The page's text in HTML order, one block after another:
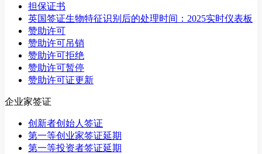
担保证书
英国签证生物特征识别后的处理时间：2025实时仪表板
赞助许可
赞助许可吊销
赞助许可拒绝
赞助许可暂停
赞助许可证更新
企业家签证
创新者创始人签证
第一等创业家签证延期
第一等投资者签证延期